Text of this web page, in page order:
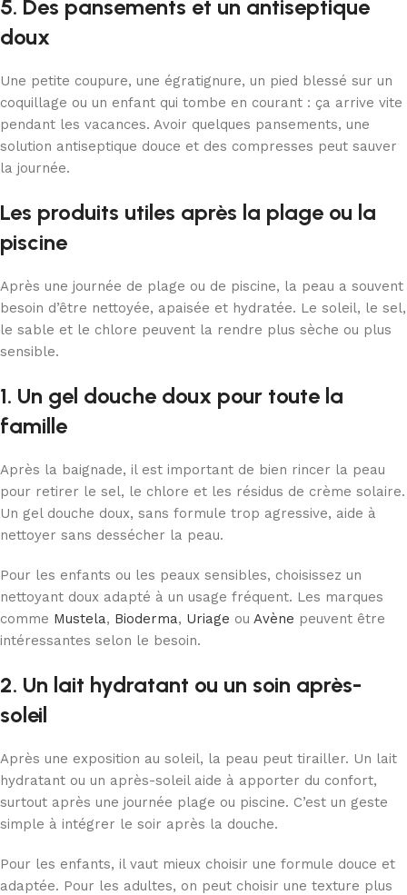
5. Des pansements et un antiseptique
doux
Une petite coupure, une égratignure, un pied blessé sur un
coquillage ou un enfant qui tombe en courant : ça arrive vite
pendant les vacances. Avoir quelques pansements, une
solution antiseptique douce et des compresses peut sauver
la journée.
Les produits utiles après la plage ou la
piscine
Après une journée de plage ou de piscine, la peau a souvent
besoin d’être nettoyée, apaisée et hydratée. Le soleil, le sel,
le sable et le chlore peuvent la rendre plus sèche ou plus
sensible.
1. Un gel douche doux pour toute la
famille
Après la baignade, il est important de bien rincer la peau
pour retirer le sel, le chlore et les résidus de crème solaire.
Un gel douche doux, sans formule trop agressive, aide à
nettoyer sans dessécher la peau.
Pour les enfants ou les peaux sensibles, choisissez un
nettoyant doux adapté à un usage fréquent. Les marques
comme Mustela, Bioderma, Uriage ou Avène peuvent être
intéressantes selon le besoin.
2. Un lait hydratant ou un soin après-
soleil
Après une exposition au soleil, la peau peut tirailler. Un lait
hydratant ou un après-soleil aide à apporter du confort,
surtout après une journée plage ou piscine. C’est un geste
simple à intégrer le soir après la douche.
Pour les enfants, il vaut mieux choisir une formule douce et
adaptée. Pour les adultes, on peut choisir une texture plus